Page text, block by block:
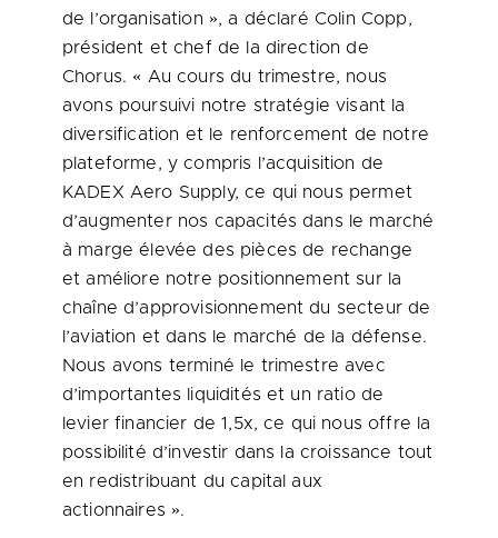
de l’organisation », a déclaré Colin Copp,
président et chef de la direction de
Chorus. « Au cours du trimestre, nous
avons poursuivi notre stratégie visant la
diversification et le renforcement de notre
plateforme, y compris l’acquisition de
KADEX Aero Supply, ce qui nous permet
d’augmenter nos capacités dans le marché
à marge élevée des pièces de rechange
et améliore notre positionnement sur la
chaîne d’approvisionnement du secteur de
l’aviation et dans le marché de la défense.
Nous avons terminé le trimestre avec
d’importantes liquidités et un ratio de
levier financier de 1,5x, ce qui nous offre la
possibilité d’investir dans la croissance tout
en redistribuant du capital aux
actionnaires ».